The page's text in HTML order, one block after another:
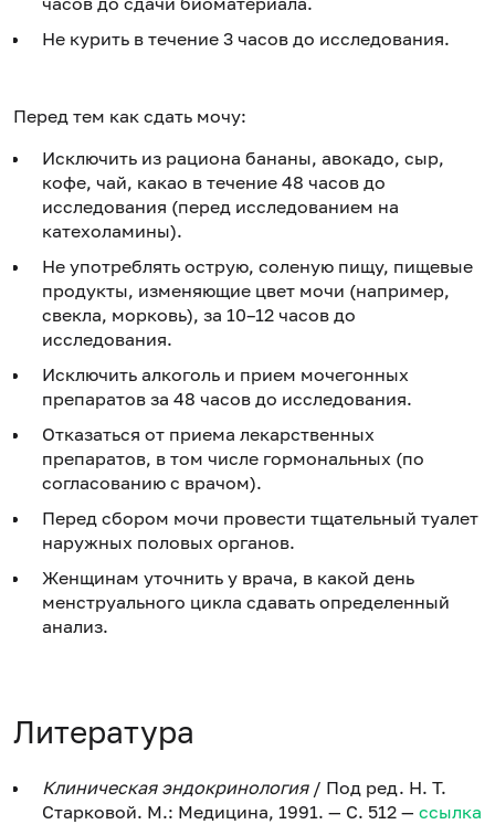
Не курить в течение 3 часов до исследования.
Перед тем как сдать мочу:
Исключить из рациона бананы, авокадо, сыр,
кофе, чай, какао в течение 48 часов до
исследования (перед исследованием на
катехоламины).
Не употреблять острую, соленую пищу, пищевые
продукты, изменяющие цвет мочи (например,
свекла, морковь), за 10–12 часов до
исследования.
Исключить алкоголь и прием мочегонных
препаратов за 48 часов до исследования.
Отказаться от приема лекарственных
препаратов, в том числе гормональных (по
согласованию с врачом).
Перед сбором мочи провести тщательный туалет
наружных половых органов.
Женщинам уточнить у врача, в какой день
менструального цикла сдавать определенный
анализ.
Литература
Клиническая эндокринология/ Под ред. Н. Т.
Старковой. М.: Медицина, 1991. — С. 512 — ссылка